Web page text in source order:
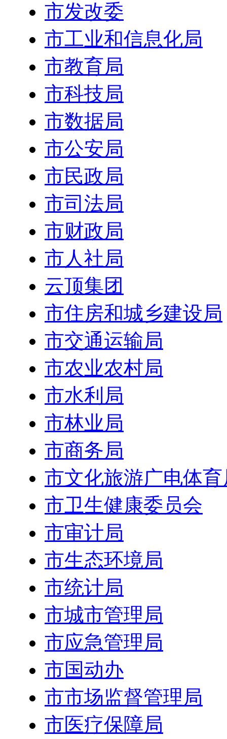
市发改委
市工业和信息化局
市教育局
市科技局
市数据局
市公安局
市民政局
市司法局
市财政局
市人社局
云顶集团
市住房和城乡建设局
市交通运输局
市农业农村局
市水利局
市林业局
市商务局
市文化旅游广电体育
市卫生健康委员会
市审计局
市生态环境局
市统计局
市城市管理局
市应急管理局
市国动办
市市场监督管理局
市医疗保障局